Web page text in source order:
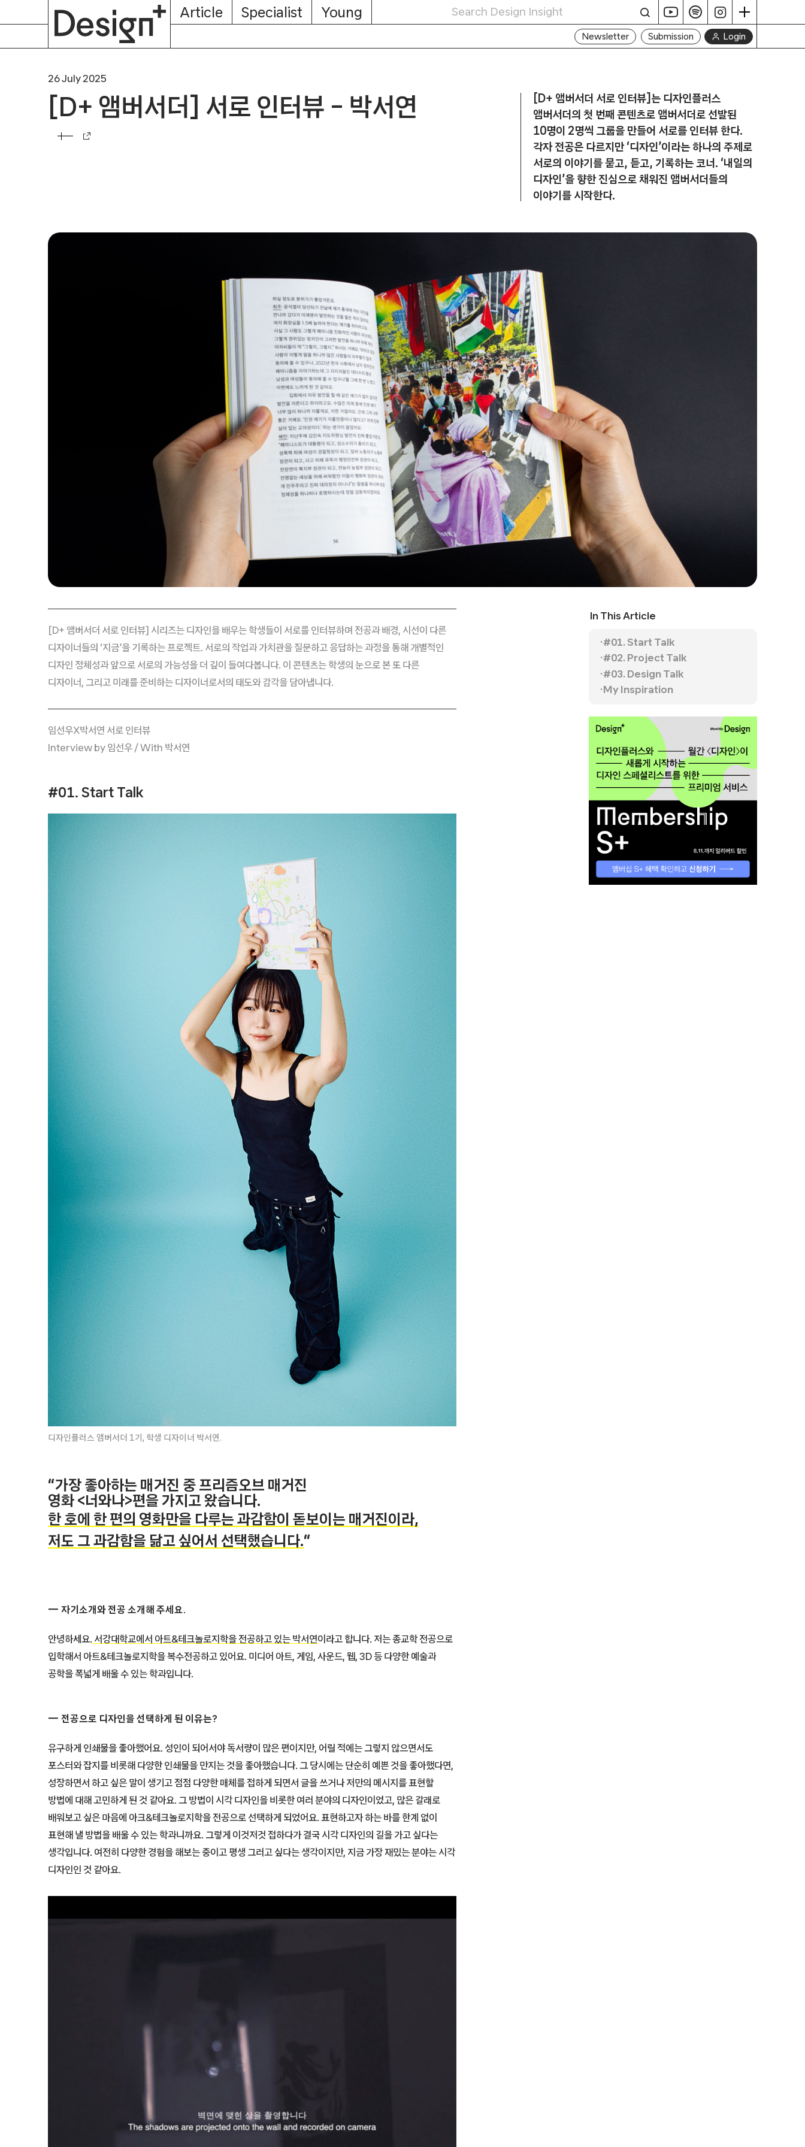
Article Specialist Young
Newsletter Submission Login
26 July 2025
[D+ 앰버서더] 서로 인터뷰 – 박서연
[D+ 앰버서더 서로 인터뷰]는 디자인플러스
앰버서더의 첫 번째 콘텐츠로 앰버서더로 선발된
10명이 2명씩 그룹을 만들어 서로를 인터뷰 한다.
각자 전공은 다르지만 ‘디자인’이라는 하나의 주제로
서로의 이야기를 묻고, 듣고, 기록하는 코너. ‘내일의
디자인’을 향한 진심으로 채워진 앰버서더들의
이야기를 시작한다.
[D+ 앰버서더 서로 인터뷰] 시리즈는 디자인을 배우는 학생들이 서로를 인터뷰하며 전공과 배경, 시선이 다른
디자이너들의 ‘지금’을 기록하는 프로젝트. 서로의 작업과 가치관을 질문하고 응답하는 과정을 통해 개별적인
디자인 정체성과 앞으로 서로의 가능성을 더 깊이 들여다봅니다. 이 콘텐츠는 학생의 눈으로 본 또 다른
디자이너, 그리고 미래를 준비하는 디자이너로서의 태도와 감각을 담아냅니다.
임선우X박서연 서로 인터뷰
Interview by 임선우 / With 박서연
#01. Start Talk
디자인플러스 앰버서더 1기, 학생 디자이너 박서연.
“가장 좋아하는 매거진 중 프리즘오브 매거진
영화 <너와나>편을 가지고 왔습니다.
한 호에 한 편의 영화만을 다루는 과감함이 돋보이는 매거진이라,
저도 그 과감함을 닮고 싶어서 선택했습니다.“
자기소개와 전공 소개해 주세요.
안녕하세요. 서강대학교에서 아트&테크놀로지학을 전공하고 있는 박서연이라고 합니다. 저는 종교학 전공으로
입학해서 아트&테크놀로지학을 복수전공하고 있어요. 미디어 아트, 게임, 사운드, 웹, 3D 등 다양한 예술과
공학을 폭넓게 배울 수 있는 학과입니다.
전공으로 디자인을 선택하게 된 이유는?
유구하게 인쇄물을 좋아했어요. 성인이 되어서야 독서량이 많은 편이지만, 어릴 적에는 그렇지 않으면서도
포스터와 잡지를 비롯해 다양한 인쇄물을 만지는 것을 좋아했습니다. 그 당시에는 단순히 예쁜 것을 좋아했다면,
성장하면서 하고 싶은 말이 생기고 점점 다양한 매체를 접하게 되면서 글을 쓰거나 저만의 메시지를 표현할
방법에 대해 고민하게 된 것 같아요. 그 방법이 시각 디자인을 비롯한 여러 분야의 디자인이었고, 많은 갈래로
배워보고 싶은 마음에 아크&테크놀로지학을 전공으로 선택하게 되었어요. 표현하고자 하는 바를 한계 없이
표현해 낼 방법을 배울 수 있는 학과니까요. 그렇게 이것저것 접하다가 결국 시각 디자인의 길을 가고 싶다는
생각입니다. 여전히 다양한 경험을 해보는 중이고 평생 그러고 싶다는 생각이지만, 지금 가장 재밌는 분야는 시각
디자인인 것 같아요.
In This Article
#01. Start Talk
#02. Project Talk
#03. Design Talk
My Inspiration
About
Subscription
Magazine